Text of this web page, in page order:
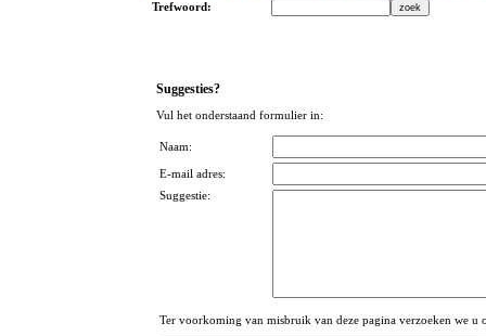
Trefwoord:
Suggesties?
Vul het onderstaand formulier in:
Naam:
E-mail adres:
Suggestie:
Ter voorkoming van misbruik van deze pagina verzoeken we u